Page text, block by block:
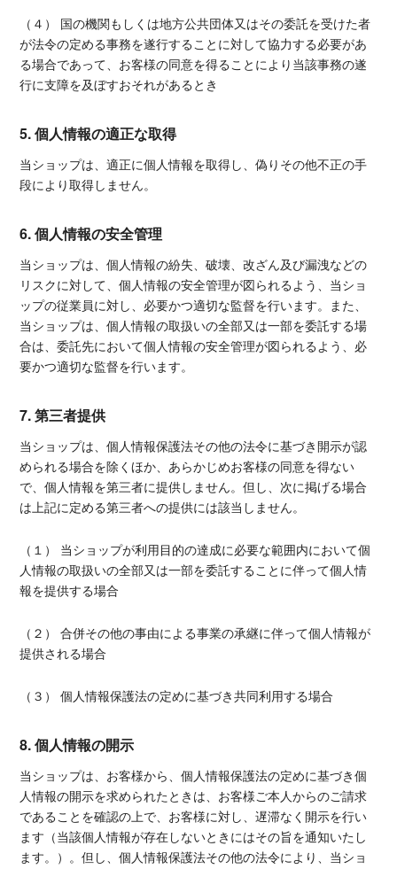
（４） 国の機関もしくは地方公共団体又はその委託を受けた者
が法令の定める事務を遂行することに対して協力する必要があ
る場合であって、お客様の同意を得ることにより当該事務の遂
行に支障を及ぼすおそれがあるとき
5. 個人情報の適正な取得
当ショップは、適正に個人情報を取得し、偽りその他不正の手
段により取得しません。
6. 個人情報の安全管理
当ショップは、個人情報の紛失、破壊、改ざん及び漏洩などの
リスクに対して、個人情報の安全管理が図られるよう、当ショ
ップの従業員に対し、必要かつ適切な監督を行います。また、
当ショップは、個人情報の取扱いの全部又は一部を委託する場
合は、委託先において個人情報の安全管理が図られるよう、必
要かつ適切な監督を行います。
7. 第三者提供
当ショップは、個人情報保護法その他の法令に基づき開示が認
められる場合を除くほか、あらかじめお客様の同意を得ない
で、個人情報を第三者に提供しません。但し、次に掲げる場合
は上記に定める第三者への提供には該当しません。
（１） 当ショップが利用目的の達成に必要な範囲内において個
人情報の取扱いの全部又は一部を委託することに伴って個人情
報を提供する場合
（２） 合併その他の事由による事業の承継に伴って個人情報が
提供される場合
（３） 個人情報保護法の定めに基づき共同利用する場合
8. 個人情報の開示
当ショップは、お客様から、個人情報保護法の定めに基づき個
人情報の開示を求められたときは、お客様ご本人からのご請求
であることを確認の上で、お客様に対し、遅滞なく開示を行い
ます（当該個人情報が存在しないときにはその旨を通知いたし
ます。）。但し、個人情報保護法その他の法令により、当ショ